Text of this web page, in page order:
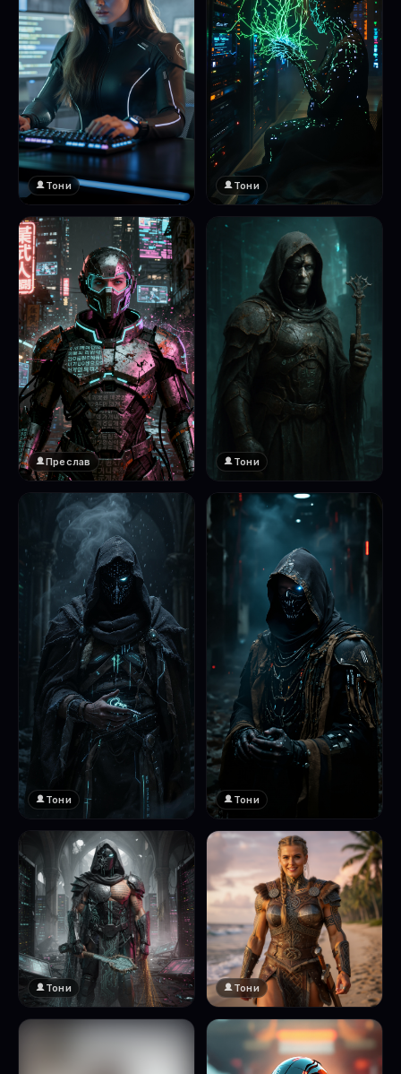
1
Тони
❤️
Тони
❤️
Преслав Тони
Тони Тони
Тони Тони